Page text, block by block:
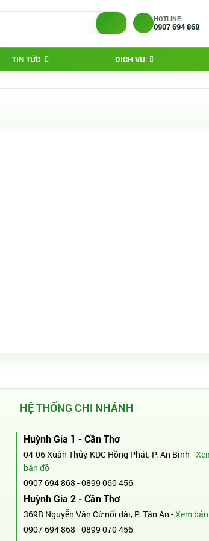
HOTLINE:
0907 694 868
TIN TỨC DỊCH VỤ
HỆ THỐNG CHI NHÁNH
Huỳnh Gia 1 - Cần Thơ
04-06 Xuân Thủy, KDC Hồng Phát, P. An Bình -
bản đồ
0907 694 868 -0899 060 456
Huỳnh Gia 2 - Cần Thơ
369B Nguyễn Văn Cừ nối dài, P. Tân An -Xem
0907 694 868 -0899 070 456